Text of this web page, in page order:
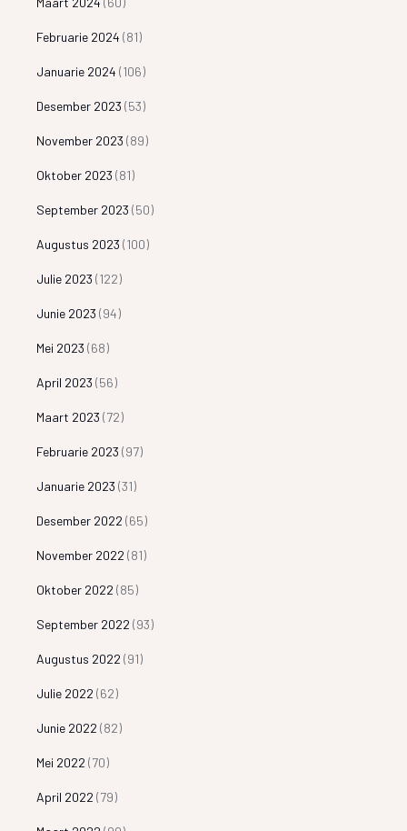
Februarie 2024 (81)
Januarie 2024 (106)
Desember 2023 (53)
November 2023 (89)
Oktober 2023 (81)
September 2023 (50)
Augustus 2023 (100)
Julie 2023 (122)
Junie 2023 (94)
Mei 2023 (68)
April 2023 (56)
Maart 2023 (72)
Februarie 2023 (97)
Januarie 2023 (31)
Desember 2022 (65)
November 2022 (81)
Oktober 2022 (85)
September 2022 (93)
Augustus 2022 (91)
Julie 2022 (62)
Junie 2022 (82)
Mei 2022 (70)
April 2022 (79)